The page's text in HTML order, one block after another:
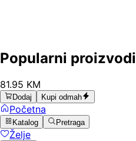
Popularni proizvodi
81.95 KM
Dodaj Kupi odmah
Početna
Katalog Pretraga
Želje